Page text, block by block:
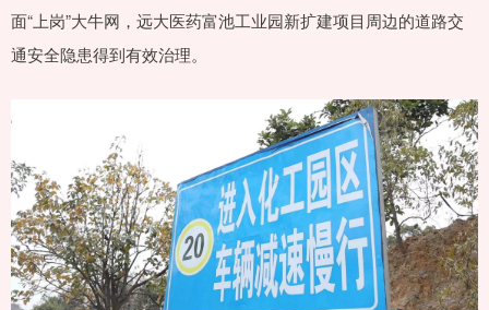
面“上岗”大牛网，远大医药富池工业园新扩建项目周边的道路交
通安全隐患得到有效治理。